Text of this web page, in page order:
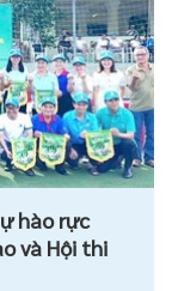
hào rực
và Hội thi